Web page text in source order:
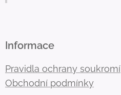
Informace
Pravidla ochrany soukromí
Obchodní podmínky